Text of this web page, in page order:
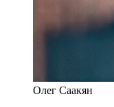
Олег Саакян